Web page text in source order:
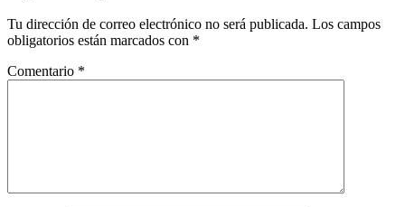
Tu dirección de correo electrónico no será publicada. Los campos
obligatorios están marcados con *
Comentario *